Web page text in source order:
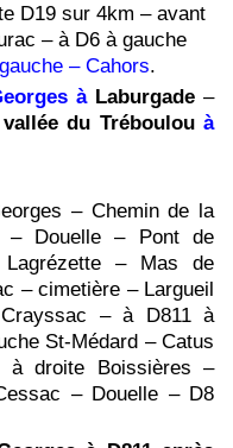
D19 sur 4km – avant
– à D6 à gauche
– Cahors.
à Laburgade–
vallée du Tréboulouà
– Chemin de la
– Douelle – Pont de
Lagrézette – Mas de
– cimetière – Largueil
– à D811 à
St-Médard – Catus
à droite Boissières –
– Douelle – D8